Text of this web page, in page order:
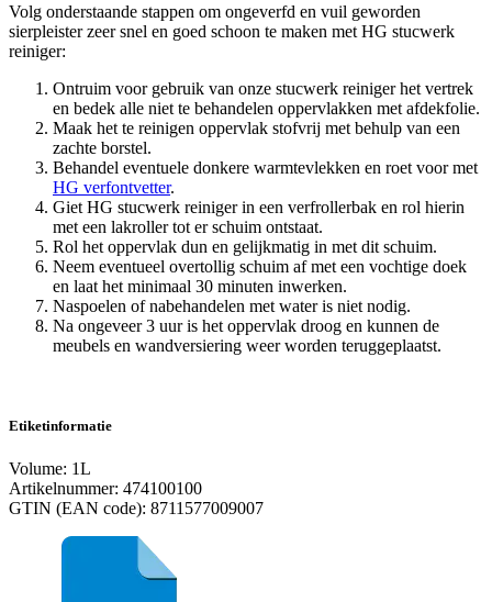
Volg onderstaande stappen om ongeverfd en vuil geworden
sierpleister zeer snel en goed schoon te maken met HG stucwerk
reiniger:
Ontruim voor gebruik van onze stucwerk reiniger het vertrek
en bedek alle niet te behandelen oppervlakken met afdekfolie.
Maak het te reinigen oppervlak stofvrij met behulp van een
zachte borstel.
Behandel eventuele donkere warmtevlekken en roet voor met
HG verfontvetter.
Giet HG stucwerk reiniger in een verfrollerbak en rol hierin
met een lakroller tot er schuim ontstaat.
Rol het oppervlak dun en gelijkmatig in met dit schuim.
Neem eventueel overtollig schuim af met een vochtige doek
en laat het minimaal 30 minuten inwerken.
Naspoelen of nabehandelen met water is niet nodig.
Na ongeveer 3 uur is het oppervlak droog en kunnen de
meubels en wandversiering weer worden teruggeplaatst.
Etiketinformatie
Volume: 1L
Artikelnummer: 474100100
GTIN (EAN code): 8711577009007